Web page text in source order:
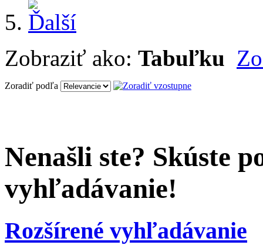
Zobraziť ako: Tabuľku
Zoradiť podľa
Nenašli ste? Skúste
vyhľadávanie!
Rozšírené vyhľadávanie